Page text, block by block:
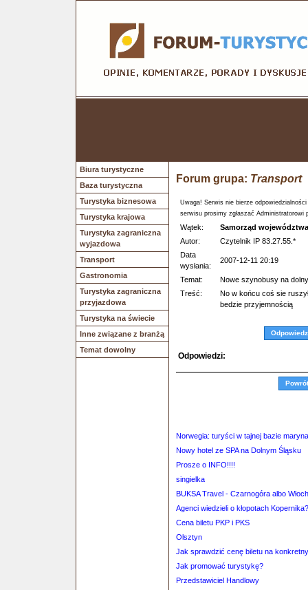
Biura turystyczne
Baza turystyczna
Turystyka biznesowa
Turystyka krajowa
Turystyka zagraniczna
wyjazdowa
Transport
Gastronomia
Turystyka zagraniczna
przyjazdowa
Turystyka na świecie
Inne związane z branżą
Temat dowolny
Forum grupa: Transport
Uwaga! Serwis nie bierze
serwisu prosimy zgłaszać Administratorowi
Wątek:
Samorząd
Autor:
Czytelnik IP 83.27.55.*
Data
wysłania:
2007-12-11 20:19
Temat:
Nowe szynobusy na
Treść:
No w końcu coś sie
bedzie przyjemnością
Odpowiedz
Odpowiedzi:
Norwegia: turyści w tajnej bazie
Nowy hotel ze SPA na Dolnym Śląsku
Prosze o INFO!!!!
singielka
BUKSA Travel - Czarnogóra albo
Agenci wiedzieli o kłopotach Kopernika?
Cena biletu PKP i PKS
Olsztyn
Jak sprawdzić cenę biletu na
Jak promować turystykę?
Przedstawiciel Handlowy